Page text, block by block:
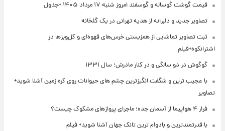
قیمت گوشت گوساله و گوسفند امروز شنبه ۱۷ مرداد ۱۴۰۵ +جدول
تصاویر جدید و دلبرانه از هدیه تهرانی در یک گلخانه
ثبت تصاویر تماشایی از همزیستی خرس‌های قهوه‌ای و کل‌وبزها در
اشترانکوه+فیلم
گوگوش در دو سالگی و در کنار مادرش؛ سال ۱۳۳۱
با عجیب ترین و شگفت انگیزترین چشم های حیوانات روی کره زمین آشنا شوید+
تصاویر
فرار ۴ هواپیما از آسمان جده؛ ماجرای پروازهای مشکوک چیست؟
با قدرتمندترین و بادوام ترین تانک جهان آشنا شوید+ فیلم